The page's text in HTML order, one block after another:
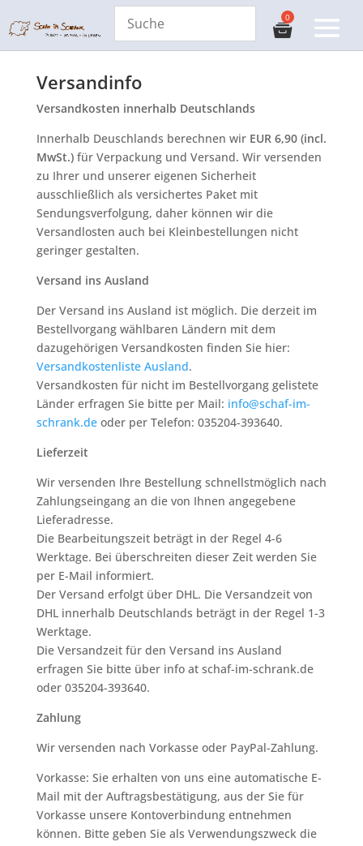
Versandinfo
Versandkosten innerhalb Deutschlands
Innerhalb Deuschlands berechnen wir EUR 6,90 (incl.
MwSt.)für Verpackung und Versand. Wir versenden
zu Ihrer und unserer eigenen Sicherheit
ausschließlich als versichertes Paket mit
Sendungsverfolgung, daher können wir die
Versandlosten auch bei Kleinbestellungen nicht
geringer gestalten.
Versand ins Ausland
Der Versand ins Ausland ist möglich. Die derzeit im
Bestellvorgang wählbaren Ländern mit dem
dazugehörigen Versandkosten finden Sie hier:
Versandkostenliste Ausland.
Versandkosten für nicht im Bestellvorgang gelistete
Länder erfragen Sie bitte per Mail: info@schaf-im-
schrank.deoder per Telefon: 035204-393640.
Lieferzeit
Wir versenden Ihre Bestellung schnellstmöglich nach
Zahlungseingang an die von Ihnen angegebene
Lieferadresse.
Die Bearbeitungszeit beträgt in der Regel 4-6
Werktage. Bei überschreiten dieser Zeit werden Sie
per E-Mail informiert.
Der Versand erfolgt über DHL. Die Versandzeit von
DHL innerhalb Deutschlands beträgt in der Regel 1-3
Werktage.
Die Versandzeit für den Versand ins Ausland
erfragen Sie bitte über info at schaf-im-schrank.de
oder 035204-393640.
Zahlung
Wir versenden nach Vorkasse oder PayPal-Zahlung.
Vorkasse: Sie erhalten von uns eine automatische E-
Mail mit der Auftragsbestätigung, aus der Sie für
Vorkasse unsere Kontoverbindung entnehmen
können. Bitte geben Sie als Verwendungszweck die